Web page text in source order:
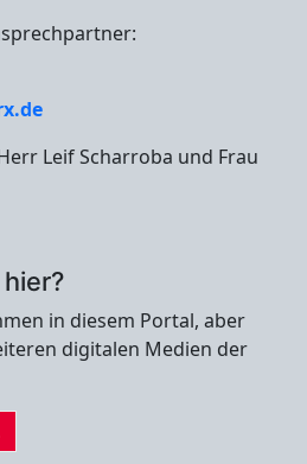
Leif Scharroba und Frau
in diesem Portal, aber
digitalen Medien der